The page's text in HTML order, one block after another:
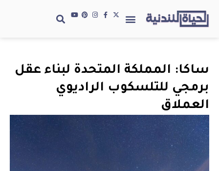
ساكا: المملكة المتحدة لبناء عقل
برمجي للتلسكوب الراديوي
العملاق